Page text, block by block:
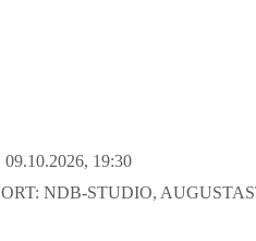
09.10.2026, 19:30
ORT: NDB-STUDIO,